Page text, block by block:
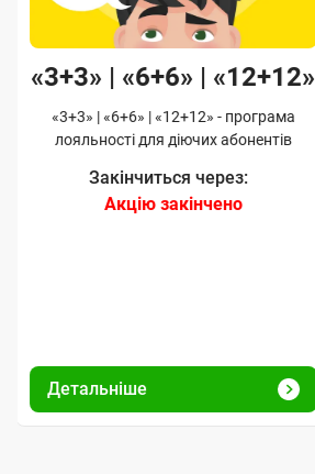
«3+3» | «6+6» | «12+12»
«3+3» | «6+6» | «12+12» - програма
лояльності для діючих абонентів
Закінчиться через:
Акцію закінчено
Детальніше